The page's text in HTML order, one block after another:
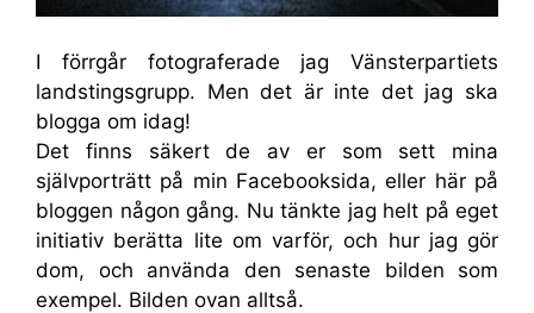
I förrgår fotograferade jag Vänsterpartiets
landstingsgrupp. Men det är inte det jag ska
blogga om idag!
Det finns säkert de av er som sett mina
självporträtt på min Facebooksida, eller här på
bloggen någon gång. Nu tänkte jag helt på eget
initiativ berätta lite om varför, och hur jag gör
dom, och använda den senaste bilden som
exempel. Bilden ovan alltså.